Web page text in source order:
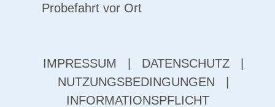
Probefahrt vor Ort
IMPRESSUM DATENSCHUTZ
NUTZUNGSBEDINGUNGEN
INFORMATIONSPFLICHT